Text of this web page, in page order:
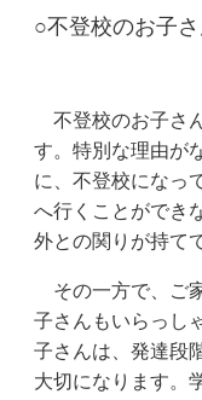
○不登校のお子
不登校のお子さ
す。特別な理由が
に、不登校になっ
へ行くことができ
外との関りが持て
その一方で、ご
子さんもいらっし
子さんは、発達段
大切になります。